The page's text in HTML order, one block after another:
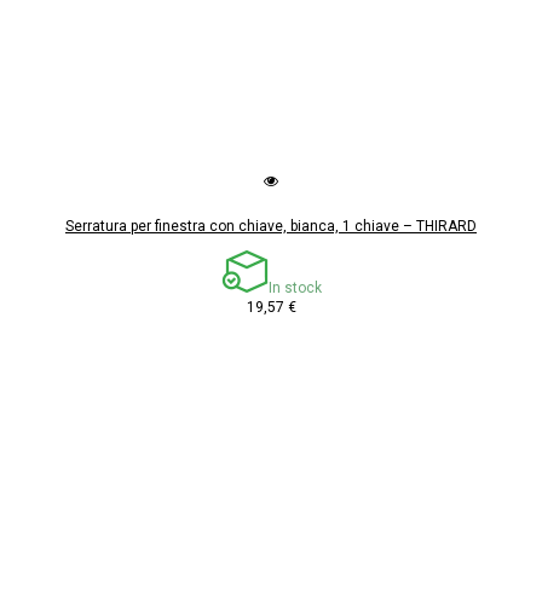
Serratura per finestra con chiave, bianca, 1 chiave – THIRARD
In stock
19,57 €